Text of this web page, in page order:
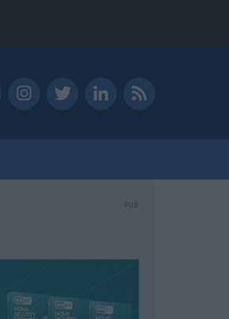
PUB